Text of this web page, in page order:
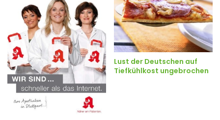
Lust der Deutschen auf
Tiefkühlkost ungebrochen